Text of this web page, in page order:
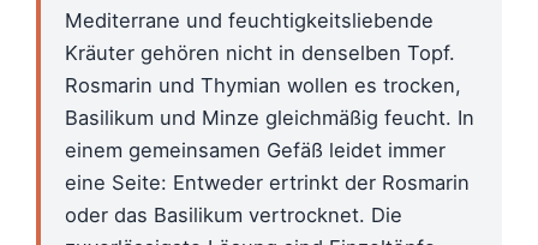
Mediterrane und feuchtigkeitsliebende
Kräuter gehören nicht in denselben Topf.
Rosmarin und Thymian wollen es trocken,
Basilikum und Minze gleichmäßig feucht. In
einem gemeinsamen Gefäß leidet immer
eine Seite: Entweder ertrinkt der Rosmarin
oder das Basilikum vertrocknet. Die